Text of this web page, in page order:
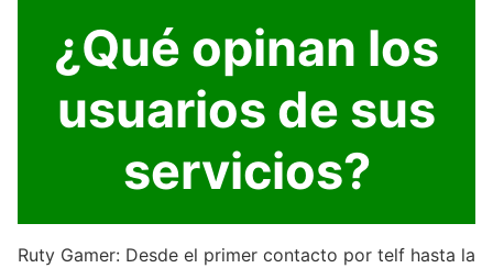
¿Qué opinan los
usuarios de sus
servicios?
Ruty Gamer: Desde el primer contacto por telf hasta la